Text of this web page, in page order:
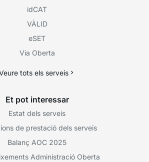
idCAT
VÀLID
eSET
Via Oberta
tots els serveis
Et pot interessar
Estat dels serveis
de prestació dels serveis
Balanç AOC 2025
Administració Oberta